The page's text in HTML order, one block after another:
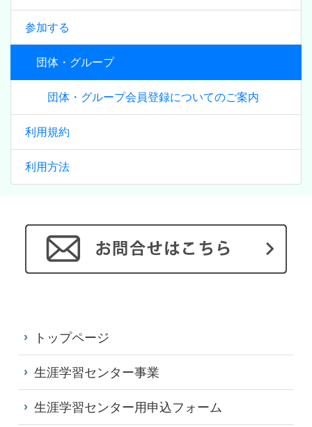
参加する
団体・グループ
団体・グループ会員登録についてのご案内
利用規約
利用方法
トップページ
生涯学習センター事業
生涯学習センター用申込フォーム